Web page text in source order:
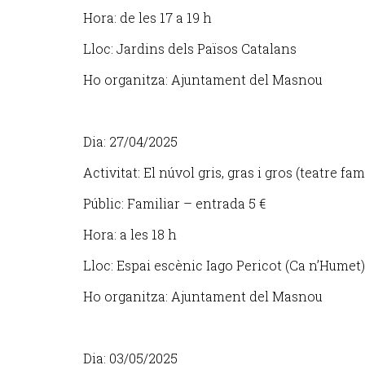
Hora: de les 17 a 19 h
Lloc: Jardins dels Països Catalans
Ho organitza: Ajuntament del Masnou
Dia: 27/04/2025
Activitat: El núvol gris, gras i gros (teatre
Públic: Familiar – entrada 5 €
Hora: a les 18 h
Lloc: Espai escènic Iago Pericot (Ca n’Humet)
Ho organitza: Ajuntament del Masnou
Dia: 03/05/2025